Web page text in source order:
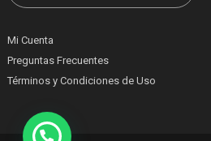
Mi Cuenta
Preguntas Frecuentes
Términos y Condiciones de Uso